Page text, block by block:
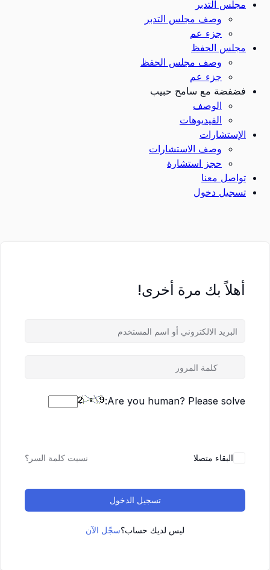
مجلس التدبر
وصف مجلس التدبر
جزء عم
مجلس الحفظ
وصف مجلس الحفظ
جزء عم
فضفضة مع سامح حبيب
الوصف
الفيديوهات
الإستشارات
وصف الاستشارات
حجز استشارة
تواصل معنا
تسجيل دخول
أهلاً بك مرة أخرى!
Are you human? Please solve:
البقاء متصلا نسيت كلمة السر؟
تسجيل الدخول
ليس لديك حساب؟سجّل الآن